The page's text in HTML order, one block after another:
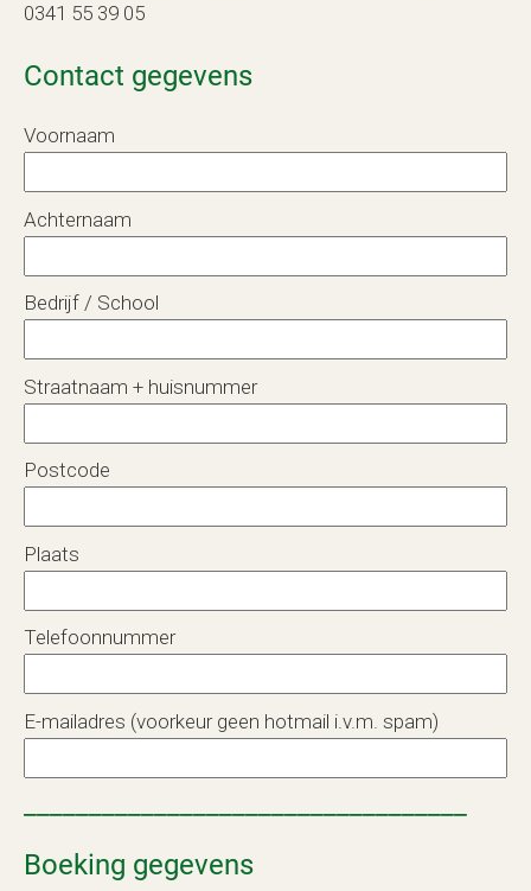
0341 55 39 05
Contact gegevens
Voornaam
Achternaam
Bedrijf / School
Straatnaam + huisnummer
Postcode
Plaats
Telefoonnummer
E-mailadres (voorkeur geen hotmail i.v.m. spam)
Boeking gegevens